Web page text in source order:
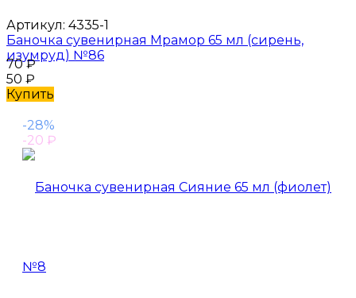
Артикул: 4335-1
Баночка сувенирная Мрамор 65 мл (сирень,
изумруд) №86
70₽
50 ₽
Купить
-28%
-20 ₽